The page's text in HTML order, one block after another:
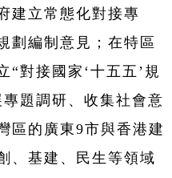
建立常態化對接專
劃編制意見；在特區
“對接國家‘十五五’規
題調研、收集社會意
區的廣東9市與香港建
、基建、民生等領域